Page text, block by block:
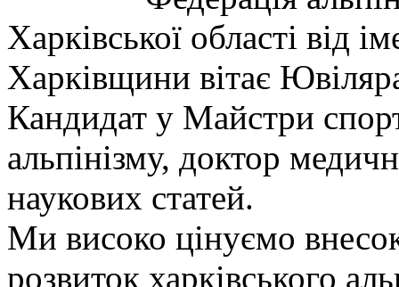
Харківської області від
Харківщини вітає
Кандидат у Майстри
альпінізму, доктор
наукових статей.
Ми високо цінуємо
розвиток харківського